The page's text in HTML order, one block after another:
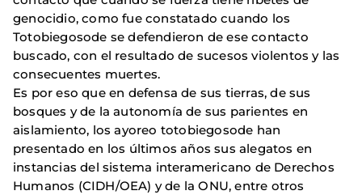
genocidio, como fue constatado cuando los
Totobiegosode se defendieron de ese contacto
buscado, con el resultado de sucesos violentos y las
consecuentes muertes.
Es por eso que en defensa de sus tierras, de sus
bosques y de la autonomía de sus parientes en
aislamiento, los ayoreo totobiegosode han
presentado en los últimos años sus alegatos en
instancias del sistema interamericano de Derechos
Humanos (CIDH/OEA) y de la ONU, entre otros